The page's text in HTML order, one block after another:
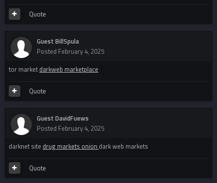
Quote
Guest BillSpula
Posted February 4, 2025
tor market darkweb marketplace
Quote
Guest DavidFuews
Posted February 4, 2025
darknet site drug markets onion dark web markets
Quote